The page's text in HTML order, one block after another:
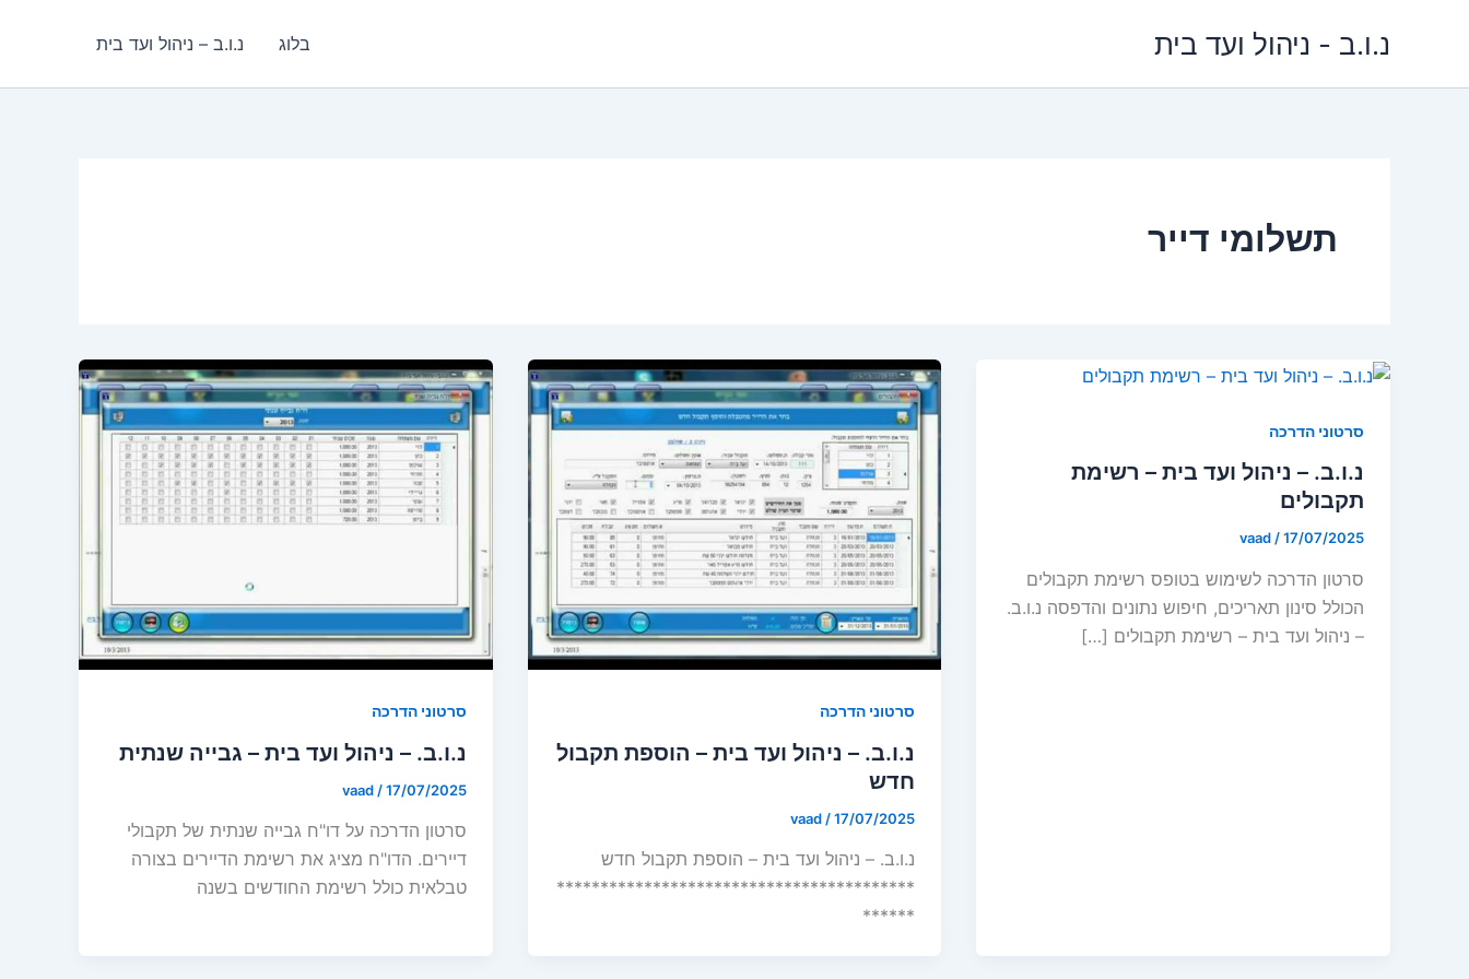
נ.ו.ב - ניהול ועד בית בלוג נ.ו.ב – ניהול ועד בית
תשלומי דייר
סרטוני הדרכה
נ.ו.ב. – ניהול ועד בית – רשימת
תקבולים
vaad/17/07/2025
סרטון הדרכה לשימוש בטופס רשימת תקבולים
הכולל סינון תאריכים, חיפוש נתונים והדפסה נ.ו.ב.
– ניהול ועד בית – רשימת תקבולים […]
סרטוני הדרכה
נ.ו.ב. – ניהול ועד בית – הוספת תקבול
חדש
vaad /17/07/2025
נ.ו.ב. – ניהול ועד בית – הוספת תקבול חדש
*****************************************
******
סרטוני הדרכה
נ.ו.ב. – ניהול ועד בית – גבייה שנתית
vaad /17/07/2025
סרטון הדרכה על דו"ח גבייה שנתית של תקבולי
דיירים. הדו"ח מציג את רשימת הדיירים בצורה
טבלאית כולל רשימת החודשים בשנה